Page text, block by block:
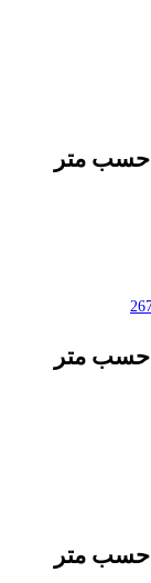
حسب متر
حسب متر
حسب متر